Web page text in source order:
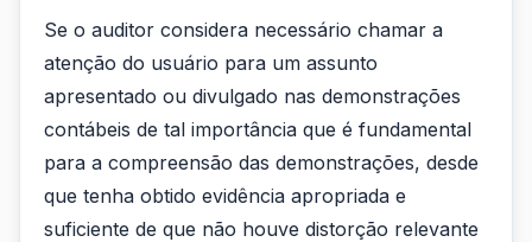
Se o auditor considera necessário chamar a
atenção do usuário para um assunto
apresentado ou divulgado nas demonstrações
contábeis de tal importância que é fundamental
para a compreensão das demonstrações, desde
que tenha obtido evidência apropriada e
suficiente de que não houve distorção relevante